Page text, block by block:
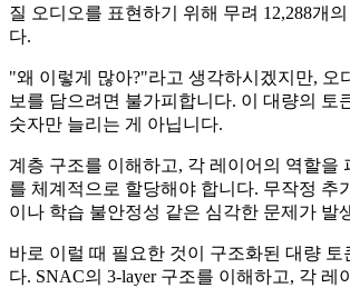
질 오디오를 표현하기 위해 무려 12,288개
다.
"왜 이렇게 많아?"라고 생각하시겠지만, 오
보를 담으려면 불가피합니다. 이 대량의 토
숫자만 늘리는 게 아닙니다.
계층 구조를 이해하고, 각 레이어의 역할을
를 체계적으로 할당해야 합니다. 무작정 추
이나 학습 불안정성 같은 심각한 문제가 발
바로 이럴 때 필요한 것이 구조화된 대량 토
다. SNAC의 3-layer 구조를 이해하고, 각 레